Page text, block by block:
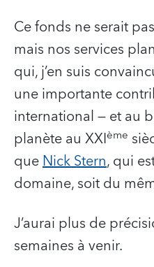
Ce fonds ne serait
mais nos services
qui, j’en suis
une importante
international — et au
planète au XXIème
queNick Stern, qui
domaine, soit du
J’aurai plus de
semaines à venir.